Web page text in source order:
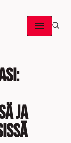
ja